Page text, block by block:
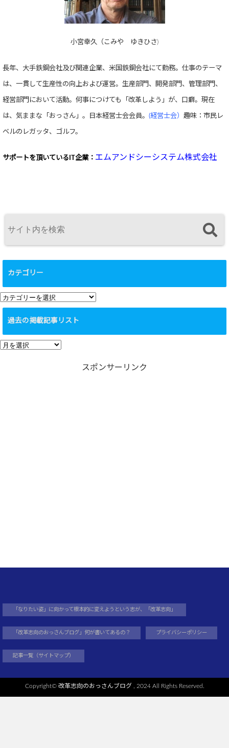
小宮幸久（こみや ゆきひさ)
長年、大手鉄鋼会社及び関連企業、米国鉄鋼会社にて勤務。仕事のテーマ
は、一貫して生産性の向上および運営。生産部門、開発部門、管理部門、
経営部門において活動。何事につけても「改革しよう」が、口癖。現在
は、気ままな「おっさん」。日本経営士会会員。 (経営士会） 趣味：市民レ
ベルのレガッタ、ゴルフ。
サポートを頂いている IT企業： エムアンドシーシステム株式会社
カテゴリー
カ
テ
リ
ー
過去の掲載記事リスト
過
スポンサーリンク
「なりたい姿」に向かって根本的に変えようという志が、「改革志向」
「改革志向のおっさんブログ」何が書いてあるの？ プライバシーポリシー
記事一覧（サイトマップ）
Copyright© 改革志向のおっさんブログ, 2024 All Rights Reserved.